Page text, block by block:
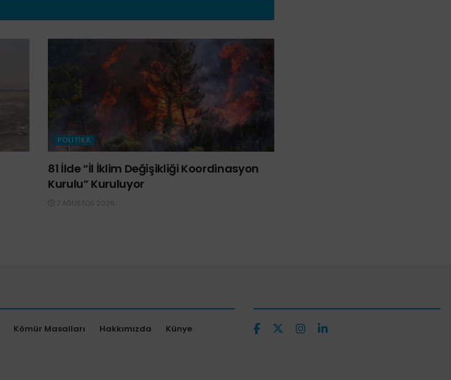
POLITIKA
81 İlde “İl İklim Değişikliği Koordinasyon
Kurulu” Kuruluyor
7 AĞUSTOS 2026
Kömür Masalları Hakkımızda
Künye